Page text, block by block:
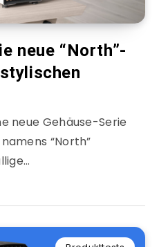
neue “North”-
neue Gehäuse-Serie
“North”